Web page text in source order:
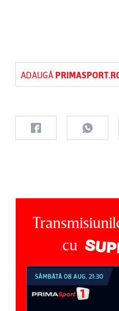
ADAUGĂ
cu
SÂMBĂTĂ 08 AUG, 21:30